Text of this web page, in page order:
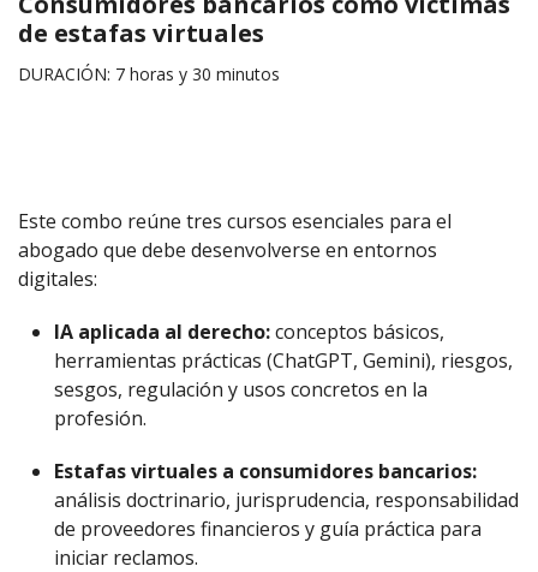
de estafas virtuales
DURACIÓN: 7 horas y 30 minutos
Este combo reúne tres cursos esenciales para el
abogado que debe desenvolverse en entornos
digitales:
IA aplicada al derecho:conceptos básicos,
herramientas prácticas (ChatGPT, Gemini), riesgos,
sesgos, regulación y usos concretos en la
profesión.
Estafas virtuales a consumidores bancarios:
análisis doctrinario, jurisprudencia, responsabilidad
de proveedores financieros y guía práctica para
iniciar reclamos.